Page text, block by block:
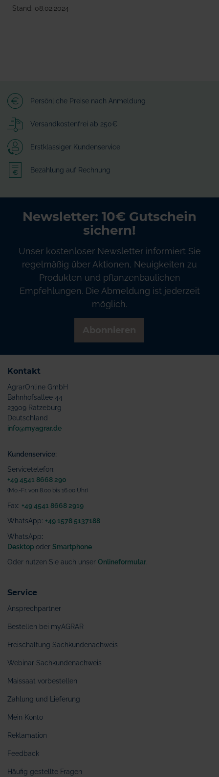
Stand: 08.02.2024
Persönliche Preise nach Anmeldung
Versandkostenfrei ab 250€
Erstklassiger Kundenservice
Bezahlung auf Rechnung
Newsletter: 10€ Gutschein
sichern!
Unser kostenloser Newsletter informiert Sie
regelmäßig über Aktionen, Neuigkeiten zu
Produkten und pflanzenbaulichen
Empfehlungen. Die Abmeldung ist jederzeit
möglich.
Kontakt
AgrarOnline GmbH
Bahnhofsallee 44
23909 Ratzeburg
Deutschland
info@myagrar.de
Kundenservice:
Servicetelefon:
+49 4541 8668 290
(Mo.-Fr. von 8.00 bis 16.00 Uhr)
Fax: +49 4541 8668 2919
WhatsApp: +49 1578 5137188
WhatsApp:
Desktop oder Smartphone
Oder nutzen Sie auch unser Onlineformular
Service
Ansprechpartner
Bestellen bei myAGRAR
Freischaltung Sachkundenachweis
Webinar Sachkundenachweis
Maissaat vorbestellen
Zahlung und Lieferung
Mein Konto
Reklamation
Feedback
Häufig gestellte Fragen